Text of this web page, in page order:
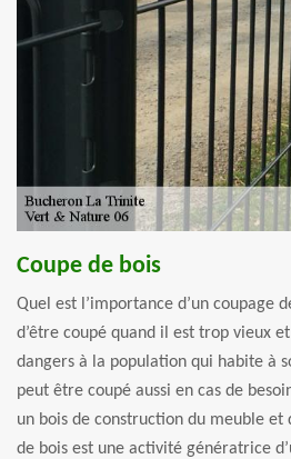
Coupe de bois
Quel est l’importance d’un coupage
d’être coupé quand il est trop vieux
dangers à la population qui habite à
peut être coupé aussi en cas de
un bois de construction du meuble et
de bois est une activité génératrice